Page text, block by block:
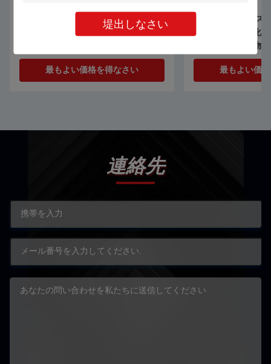
堤出しなさい
1070nm 1000W 1500W 手持ちレーザ
ー溶接機 ステンレス鋼 アルミニウム
最もよい価格を得なさい
暖かい下着 ブレス
動コンピュータ化
機 CNC 織物 織物
機
最もよい価
連絡先